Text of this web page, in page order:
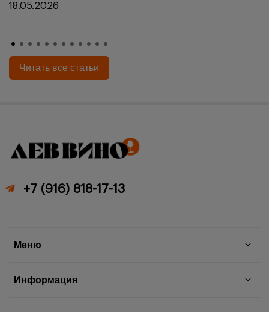
18.05.2026
Читать все статьи
Меню
Информация
+7 (916) 818-17-13